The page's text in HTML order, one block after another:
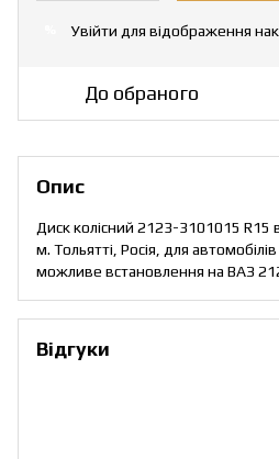
Увійти для відображення
До обраного
Опис
Диск колісний 2123-3101015 R15
м. Тольятті, Росія, для
можливе встановлення на ВАЗ
Відгуки